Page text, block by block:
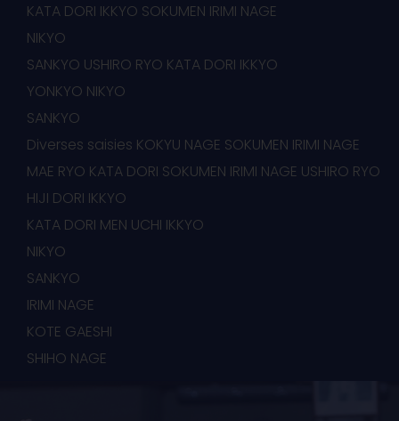
KATA DORI IKKYO SOKUMEN IRIMI NAGE
NIKYO
SANKYO USHIRO RYO KATA DORI IKKYO
YONKYO NIKYO
SANKYO
Diverses saisies KOKYU NAGE SOKUMEN IRIMI NAGE
MAE RYO KATA DORI SOKUMEN IRIMI NAGE USHIRO RYO
HIJI DORI IKKYO
KATA DORI MEN UCHI IKKYO
NIKYO
SANKYO
IRIMI NAGE
KOTE GAESHI
SHIHO NAGE